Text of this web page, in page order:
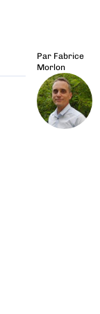
Par Fabrice
Morlon